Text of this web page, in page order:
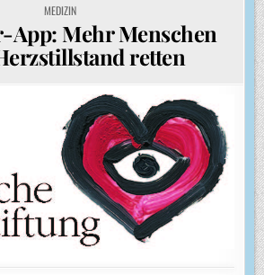
POSTED
IN
MEDIZIN
App: Mehr Menschen
retten